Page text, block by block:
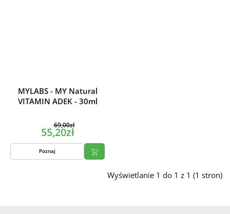
MYLABS - MY Natural
VITAMIN ADEK - 30ml
69,00zł
55,20zł
Poznaj
Wyświetlanie 1 do 1 z 1 (1 stron)